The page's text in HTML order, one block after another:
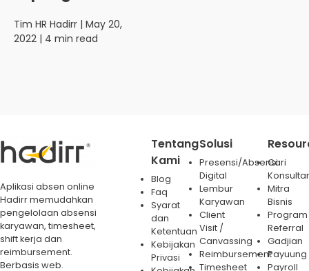
Tim HR Hadirr | May 20,
2022 | 4 min read
Aplikasi absen online
Hadirr memudahkan
pengelolaan absensi
karyawan, timesheet,
shift kerja dan
reimbursement.
Berbasis web.
Tentang
Kami
Blog
Faq
Syarat
dan
Ketentuan
Kebijakan
Privasi
Solusi
Presensi/Absensi
Digital
Lembur
Karyawan
Client
Visit /
Canvassing
Reimbursement
Timesheet
Cari
Mitra
Bisnis
Program
Referral
Gadjian
Payuung
Payroll